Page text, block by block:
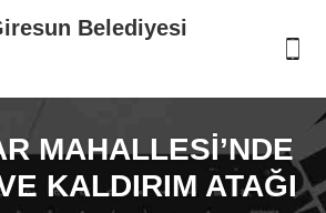
MAHALLESİ’NDE
KALDIRIM ATAĞI